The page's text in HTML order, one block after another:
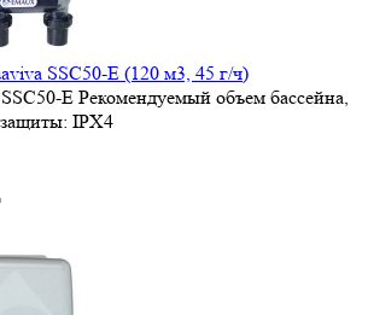
SSC50-E (120 м3, 45 г/ч)
SSC50-E Рекомендуемый объем бассейна,
IPX4